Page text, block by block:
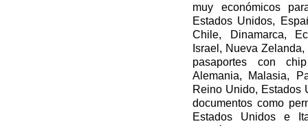
muy económicos
Estados Unidos,
Chile, Dinamarca,
Israel, Nueva
pasaportes con
Alemania, Malasia,
Reino Unido, Estados
documentos como
Estados Unidos e